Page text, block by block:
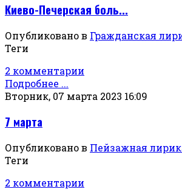
Киево-Печерская боль...
Опубликовано в Гражданская
Теги
2 комментарии
Подробнее ...
Вторник, 07 марта 2023 16:09
7 марта
Опубликовано в Пейзажная
Теги
2 комментарии